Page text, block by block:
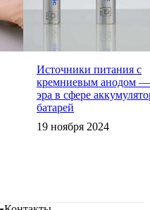
Источники питания с
кремниевым анодом —
эра в сфере
батарей
19 ноября 2024